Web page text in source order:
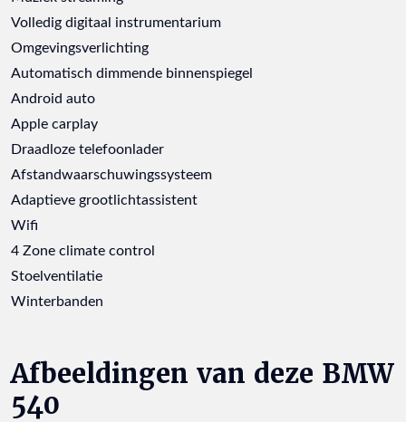
Volledig digitaal instrumentarium
Omgevingsverlichting
Automatisch dimmende binnenspiegel
Android auto
Apple carplay
Draadloze telefoonlader
Afstandwaarschuwingssysteem
Adaptieve grootlichtassistent
Wifi
4 Zone climate control
Stoelventilatie
Winterbanden
Afbeeldingen van deze BMW
540